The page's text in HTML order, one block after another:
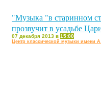
"Музыка "в старинном
прозвучит в усадьбе
07 декабря 2013 в 15:00
Центр классической музыки имени